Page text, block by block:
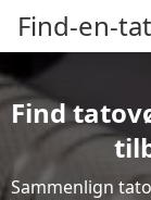
Find-en-
Find
Sammenlign